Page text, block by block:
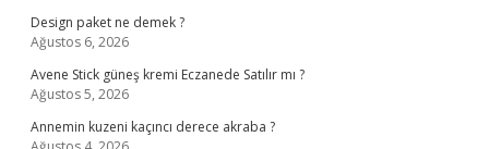
Design paket ne demek ?
Ağustos 6, 2026
Avene Stick güneş kremi Eczanede Satılır mı ?
Ağustos 5, 2026
Annemin kuzeni kaçıncı derece akraba ?